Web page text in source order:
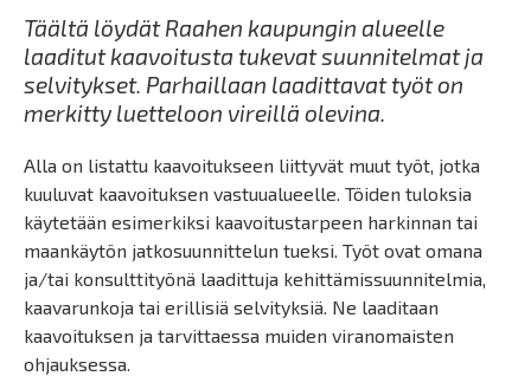
Täältä löydät Raahen kaupungin alueelle
laaditut kaavoitusta tukevat suunnitelmat ja
selvitykset. Parhaillaan laadittavat työt on
merkitty luetteloon vireillä olevina.
Alla on listattu kaavoitukseen liittyvät muut työt, jotka
kuuluvat kaavoituksen vastuualueelle. Töiden tuloksia
käytetään esimerkiksi kaavoitustarpeen harkinnan tai
maankäytön jatkosuunnittelun tueksi. Työt ovat omana
ja/tai konsulttityönä laadittuja kehittämissuunnitelmia,
kaavarunkoja tai erillisiä selvityksiä. Ne laaditaan
kaavoituksen ja tarvittaessa muiden viranomaisten
ohjauksessa.